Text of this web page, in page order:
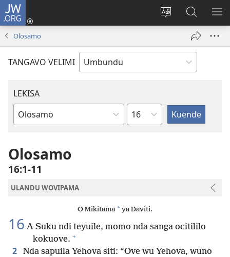
JW.ORG
Change
language
Iñila
(yikula
Sandiliya
vo
JW.ORG
Olosamo
TANGAVO VELIMI
LEKISA
Elivulu
Ocipama
Olosamo
16:1-11
ULANDU WOVIPAMA
O Mikitama * ya Daviti.
16 A Suku ndi teyuile, momo nda sanga ocitililo
kokuove. +
2
Nda sapuila Yehova siti: “Ove wu Yehova, wuno